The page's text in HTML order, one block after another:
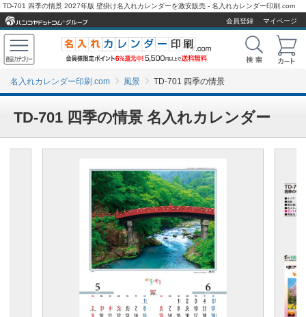
TD-701 四季の情景 2027年版 壁掛け名入れカレンダーを激安販売 - 名入れカレンダー印刷.com
会員登録
マイページ
名入れカレンダー印刷.com 風景 TD-701 四季の情景
TD-701 四季の情景 名入れカレンダー